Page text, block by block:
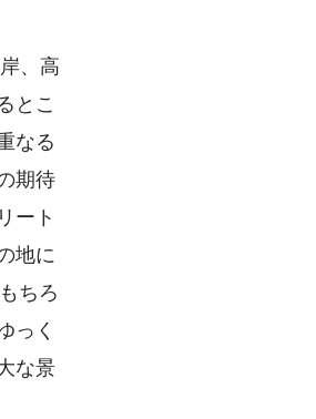
、高
とこ
なる
期待
ート
地に
ちろ
っく
な景